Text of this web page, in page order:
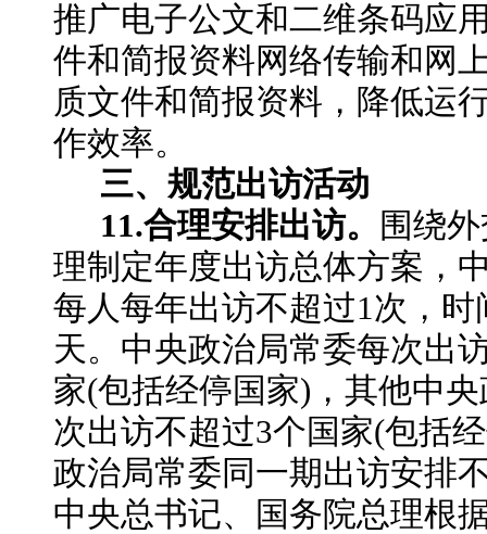
推广电子公文和二维条码应
件和简报资料网络传输和网
质文件和简报资料，降低运
作效率。
三、规范出访活动
11.合理安排出访。
围绕
理制定年度出访总体方案，
每人每年出访不超过1次，时
天。中央政治局常委每次出
家(包括经停国家)，其他中
次出访不超过3个国家(包括
政治局常委同一期出访安排
中央总书记、国务院总理根